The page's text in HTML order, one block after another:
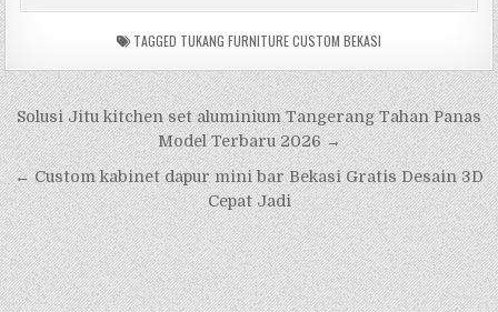
TAGGED TUKANG FURNITURE CUSTOM BEKASI
Navigasi
pos
Solusi Jitu kitchen set aluminium Tangerang Tahan Panas
Model Terbaru 2026 →
← Custom kabinet dapur mini bar Bekasi Gratis Desain 3D
Cepat Jadi